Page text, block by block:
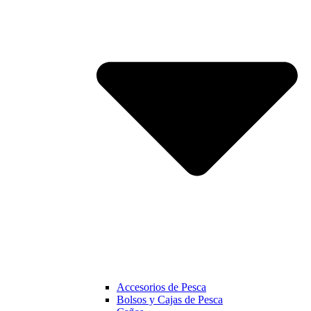
Accesorios de Pesca
Bolsos y Cajas de Pesca